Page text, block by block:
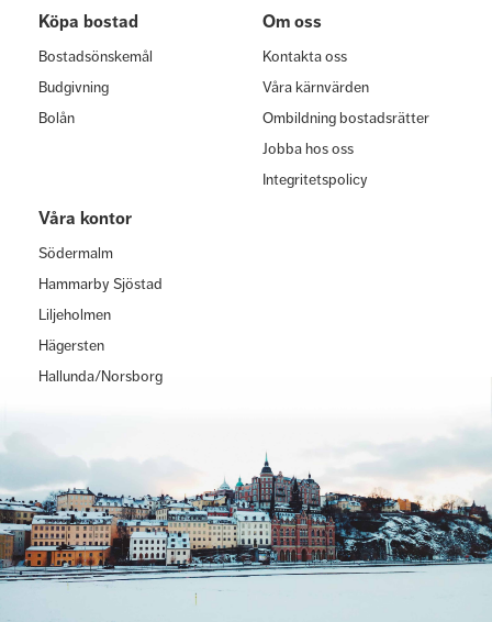
Köpa bostad
Bostadsönskemål
Budgivning
Bolån
Om oss
Kontakta oss
Våra kärnvärden
Ombildning bostadsrätter
Jobba hos oss
Integritetspolicy
Våra kontor
Södermalm
Hammarby Sjöstad
Liljeholmen
Hägersten
Hallunda/Norsborg